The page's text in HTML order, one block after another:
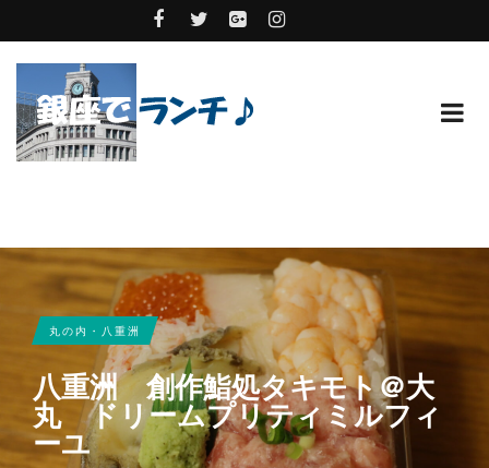
丸の内・八重洲
八重洲 創作鮨処タキモト＠大
丸 ドリームプリティミルフィ
ーユ